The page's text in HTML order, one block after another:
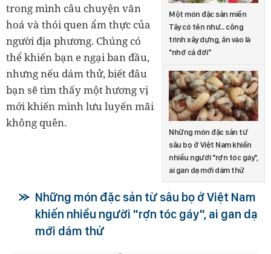
Một món đặc sản miền
Tây có tên như... công
trình xây dựng, ăn vào là
"nhớ cả đời"
Những món đặc sản từ
sâu bọ ở Việt Nam khiến
nhiều người "rợn tóc gáy",
ai gan dạ mới dám thử
trong mình câu chuyện văn
hoá và thói quen ẩm thực của
người địa phương. Chúng có
thể khiến bạn e ngại ban đầu,
nhưng nếu dám thử, biết đâu
bạn sẽ tìm thấy một hương vị
mới khiến mình lưu luyến mãi
không quên.
Những món đặc sản từ sâu bọ ở Việt Nam
khiến nhiều người "rợn tóc gáy", ai gan dạ
mới dám thử